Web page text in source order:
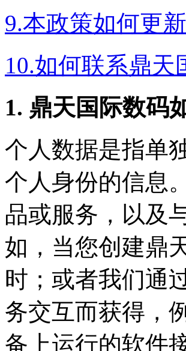
9.本政策如何更新
10.如何联系鼎天
1. 鼎天国际数码
个人数据是指单
个人身份的信息
品或服务，以
如，当您创建
时；或者我们通
务交互而获得，
备上运行的软件